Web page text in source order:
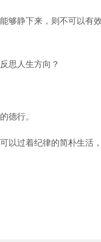
够静下来，则不可以有
思人生方向？
德行。
以过着纪律的简朴生活